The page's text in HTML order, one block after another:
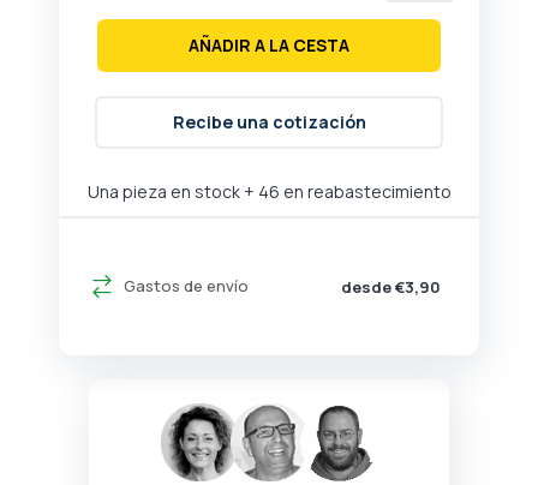
Una pieza en stock + 46 en reabastecimiento
Gastos de envío desde €3,90
AÑADIR A LA CESTA
Recibe una cotización